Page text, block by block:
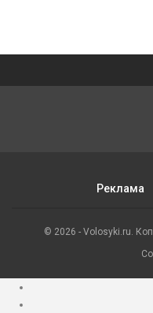
Реклама
© 2026 - Volosyki.ru.